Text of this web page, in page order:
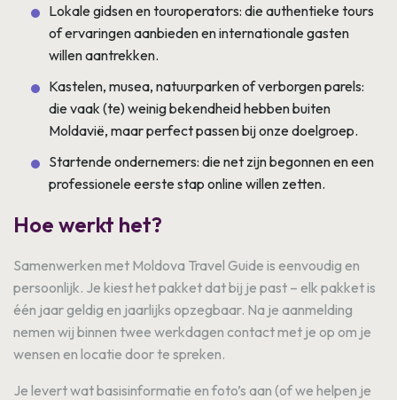
Lokale gidsen en touroperators: die authentieke tours
of ervaringen aanbieden en internationale gasten
willen aantrekken.
Kastelen, musea, natuurparken of verborgen parels:
die vaak (te) weinig bekendheid hebben buiten
Moldavië, maar perfect passen bij onze doelgroep.
Startende ondernemers: die net zijn begonnen en een
professionele eerste stap online willen zetten.
Hoe werkt het?
Samenwerken met Moldova Travel Guide is eenvoudig en
persoonlijk. Je kiest het pakket dat bij je past – elk pakket is
één jaar geldig en jaarlijks opzegbaar. Na je aanmelding
nemen wij binnen twee werkdagen contact met je op om je
wensen en locatie door te spreken.
Je levert wat basisinformatie en foto’s aan (of we helpen je